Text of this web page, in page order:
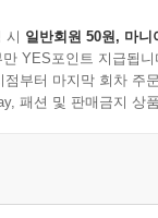
시 일반회원 50원, 마니
YES포인트 지급됩니
부터 마지막 회차 주
패션 및 판매금지 상